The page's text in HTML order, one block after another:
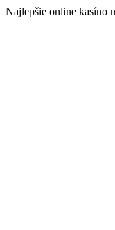
Najlepšie online kasíno